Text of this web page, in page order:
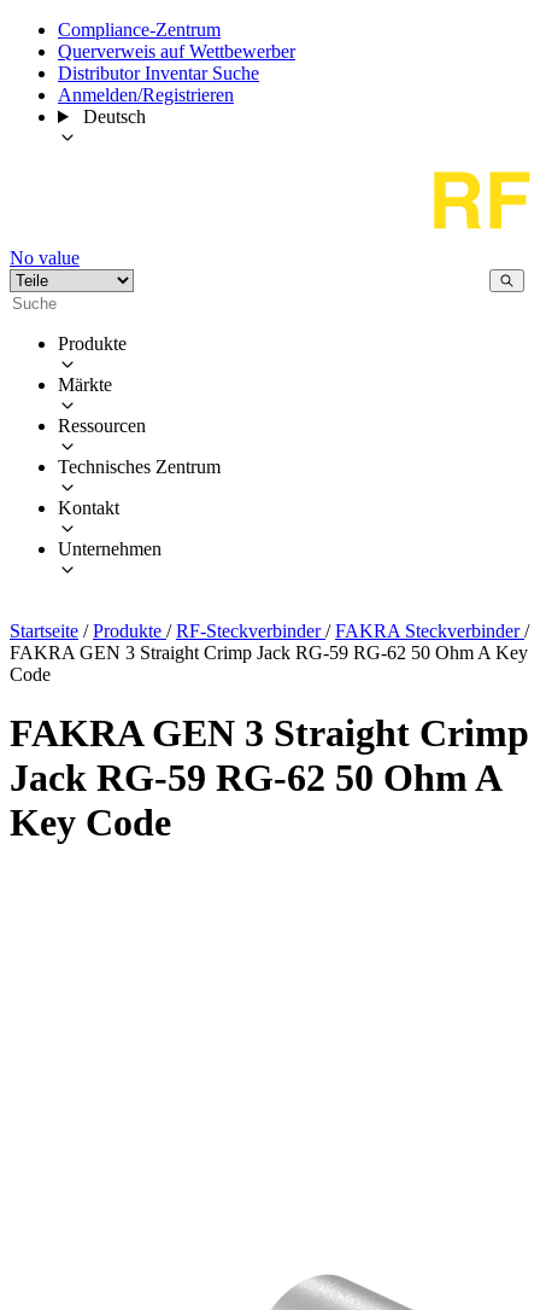
Compliance-Zentrum
Querverweis auf Wettbewerber
Distributor Inventar Suche
Anmelden/Registrieren
Deutsch
No value
Produkte
Märkte
Ressourcen
Technisches Zentrum
Kontakt
Unternehmen
Startseite / Produkte / RF-Steckverbinder/ FAKRA Steckverbinder/
FAKRA GEN 3 Straight Crimp Jack RG-59 RG-62 50 Ohm A Key
Code
FAKRA GEN 3 Straight Crimp
Jack RG-59 RG-62 50 Ohm A
Key Code